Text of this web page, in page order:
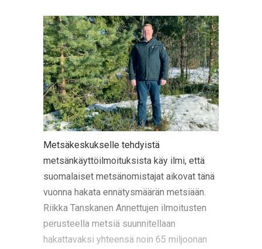
Metsäkeskukselle tehdyistä
metsänkäyttöilmoituksista käy ilmi, että
suomalaiset metsänomistajat aikovat tänä
vuonna hakata ennätysmäärän metsiään.
Riikka Tanskanen Annettujen ilmoitusten
perusteella metsiä suunnitellaan
hakattavaksi yhteensä noin 65 miljoonan